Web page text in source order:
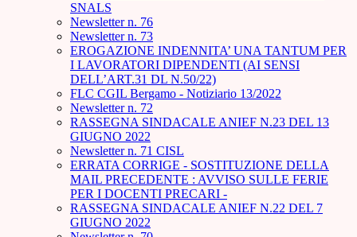
SNALS
Newsletter n. 76
Newsletter n. 73
EROGAZIONE INDENNITA’ UNA TANTUM PER
I LAVORATORI DIPENDENTI (AI SENSI
DELL’ART.31 DL N.50/22)
FLC CGIL Bergamo - Notiziario 13/2022
Newsletter n. 72
RASSEGNA SINDACALE ANIEF N.23 DEL 13
GIUGNO 2022
Newsletter n. 71 CISL
ERRATA CORRIGE - SOSTITUZIONE DELLA
MAIL PRECEDENTE : AVVISO SULLE FERIE
PER I DOCENTI PRECARI -
RASSEGNA SINDACALE ANIEF N.22 DEL 7
GIUGNO 2022